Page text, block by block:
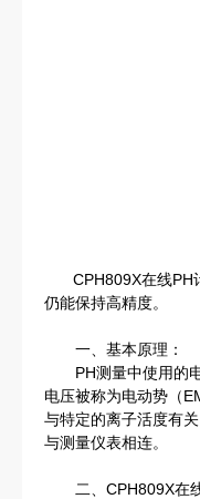
CPH809X在线PH计
仍能保持高精度。
一、基本原理：
PH测量中使用的电
电压被称为电动势（
与特定的离子活度有
与测量仪表相连。
二、CPH809X在线